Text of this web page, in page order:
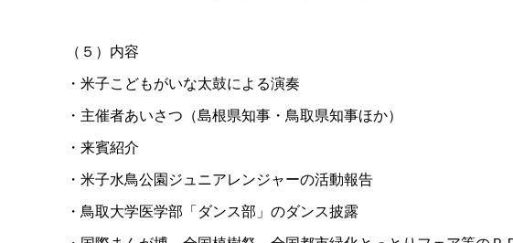
（５）内容
・米子こどもがいな太鼓による演奏
・主催者あいさつ（島根県知事・鳥取県知事ほか）
・来賓紹介
・米子水鳥公園ジュニアレンジャーの活動報告
・鳥取大学医学部「ダンス部」のダンス披露